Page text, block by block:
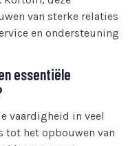
van sterke relaties
en ondersteuning
essentiële
vaardigheid in veel
tot het opbouwen van